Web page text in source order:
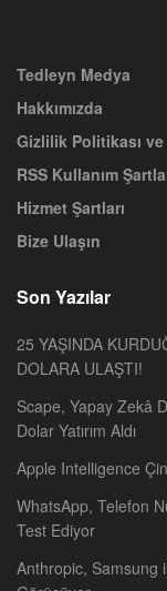
Tedleyn Medya
Hakkımızda
Gizlilik Politikası
RSS Kullanım
Hizmet Şartları
Bize Ulaşın
Son Yazılar
25 YAŞINDA
DOLARA ULAŞTI!
Scape, Yapay Zekâ
Dolar Yatırım Aldı
Apple Intelligence
WhatsApp, Telefon
Test Ediyor
Anthropic, Samsung